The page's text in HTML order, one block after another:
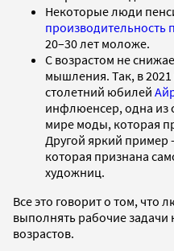
Некоторые люди
производительность
20–30 лет моложе.
С возрастом не
мышления. Так, в
столетний юбилей
инфлюенсер, одна из
мире моды, которая
Другой яркий пример
которая признана
художниц.
Все это говорит о том, что
выполнять рабочие задачи
возрастов.